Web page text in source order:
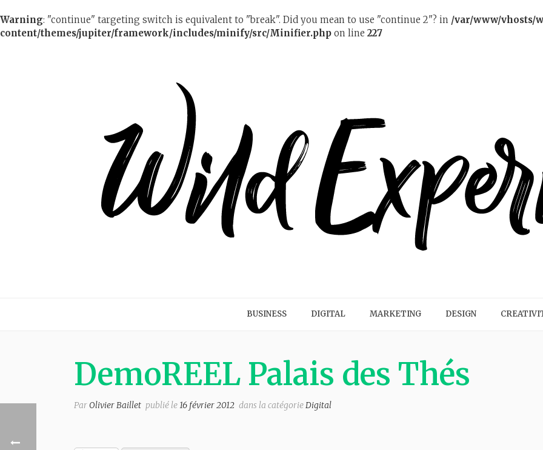
Warning: "continue" targeting switch is equivalent to "break". Did you mean to use "continue 2"? in /var/www/vhosts/
content/themes/jupiter/framework/includes/minify/src/Minifier.php on line 227
BUSINESS DIGITAL MARKETING DESIGN
DemoREEL Palais des Thés
Par Olivier Baillet publié le16 février 2012 dans la catégorieDigital